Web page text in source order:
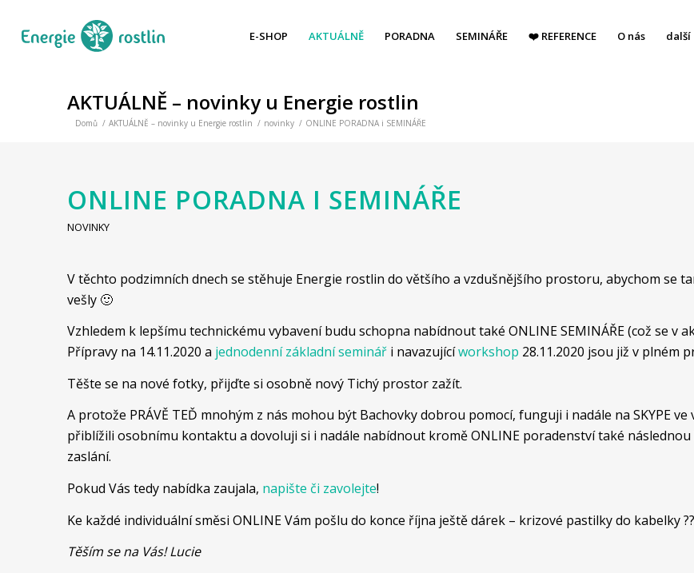
E-SHOP AKTUÁLNĚ PORADNA SEMINÁŘE ❤️ REFERENCE O nás další
AKTUÁLNĚ – novinky u Energie rostlin
Domů / AKTUÁLNĚ – novinky u Energie rostlin / novinky / ONLINE PORADNA i SEMINÁŘE
ONLINE PORADNA I SEMINÁŘE
NOVINKY
V těchto podzimních dnech se stěhuje Energie rostlin do většího a vzdušnějšího prostoru, abychom se
vešly 🙂
Vzhledem k lepšímu technickému vybavení budu schopna nabídnout také ONLINE SEMINÁŘE (což se v
Přípravy na 14.11.2020 a jednodenní základní semináři navazujícíworkshop 28.11.2020 jsou již v plném
Těšte se na nové fotky, přijďte si osobně nový Tichý prostor zažít.
A protože PRÁVĚ TEĎ mnohým z nás mohou být Bachovky dobrou pomocí, funguji i nadále na SKYPE
přiblížili osobnímu kontaktu a dovoluji si i nadále nabídnout kromě ONLINE poradenství také následnou
zaslání.
Pokud Vás tedy nabídka zaujala, napište či zavolejte!
Ke každé individuální směsi ONLINE Vám pošlu do konce října ještě dárek – krizové pastilky do kabelky
Těším se na Vás! Lucie